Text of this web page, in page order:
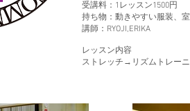
受講料：1レッスン1500円
持ち物：動きやすい服装、
講師：RYOJI,ERIKA
レッスン内容
ストレッチ→リズムトレー